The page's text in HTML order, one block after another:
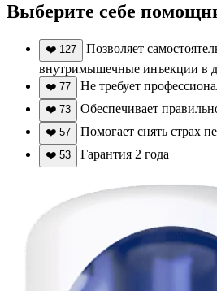
Выберите себе
❤️ 127
Позволяет
внутримышечные инъекции в
❤️ 77 Не требует
❤️ 73 Обеспечивает
❤️ 57 Помогает снять страх
❤️ 53 Гарантия 2 года